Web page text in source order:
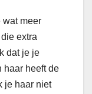
wat meer
extra
dat je je
haar heeft de
je haar niet